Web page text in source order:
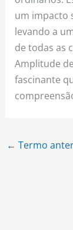
um impacto
levando a
de todas as
Amplitude
fascinante
← Termo